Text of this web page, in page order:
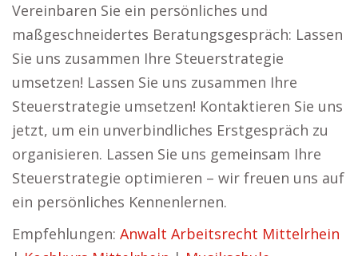
Vereinbaren Sie ein persönliches und
maßgeschneidertes Beratungsgespräch: Lassen
Sie uns zusammen Ihre Steuerstrategie
umsetzen! Lassen Sie uns zusammen Ihre
Steuerstrategie umsetzen! Kontaktieren Sie uns
jetzt, um ein unverbindliches Erstgespräch zu
organisieren. Lassen Sie uns gemeinsam Ihre
Steuerstrategie optimieren – wir freuen uns auf
ein persönliches Kennenlernen.
Empfehlungen: Anwalt Arbeitsrecht Mittelrhein